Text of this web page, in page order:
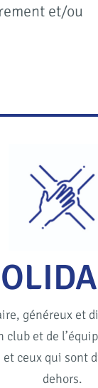
et/ou
généreux et
club et de
et ceux qui sont
dehors.